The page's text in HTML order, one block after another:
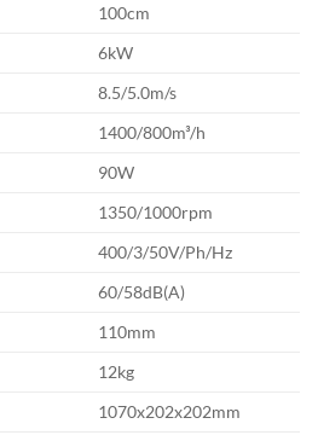
100cm
6kW
8.5/5.0m/s
1400/800m³/h
90W
1350/1000rpm
400/3/50V/Ph/Hz
60/58dB(A)
110mm
12kg
1070x202x202mm